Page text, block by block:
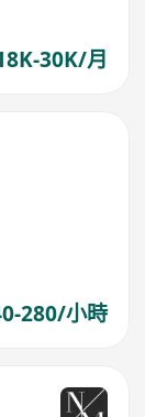
30K/月
280/小時